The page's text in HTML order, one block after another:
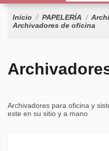
Inicio PAPELERÍA
Archivadores de oficina
Archivadores para oficina y
este en su sitio y a mano